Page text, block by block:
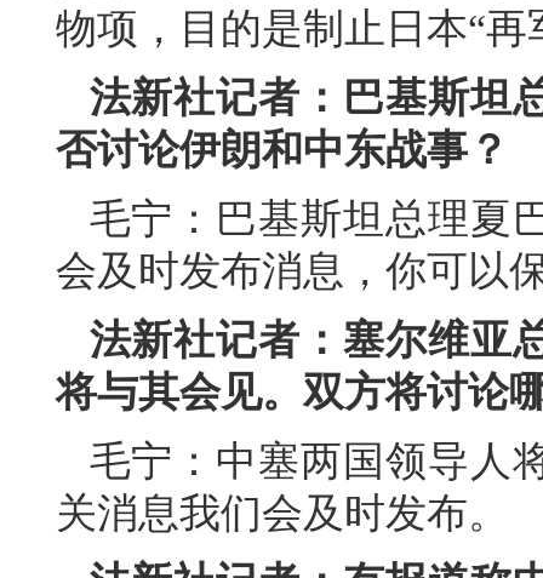
物项，目的是制止日本“
法新社记者：巴基斯坦
否讨论伊朗和中东战事？
毛宁：巴基斯坦总理夏
会及时发布消息，你可以
法新社记者：塞尔维亚
将与其会见。双方将讨论
毛宁：中塞两国领导人
关消息我们会及时发布。